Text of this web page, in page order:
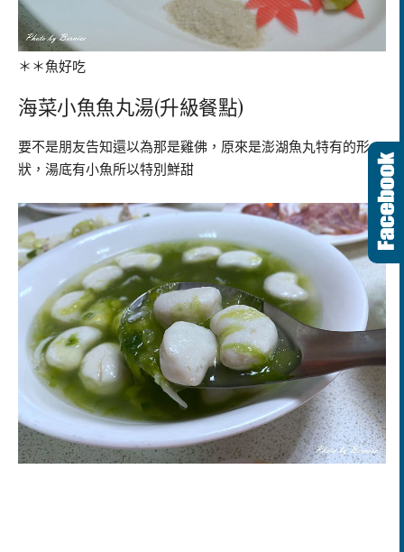
＊＊魚好吃
海菜小魚魚丸湯(升級餐點)
要不是朋友告知還以為那是雞佛，原來是澎湖魚丸特有的形
狀，湯底有小魚所以特別鮮甜